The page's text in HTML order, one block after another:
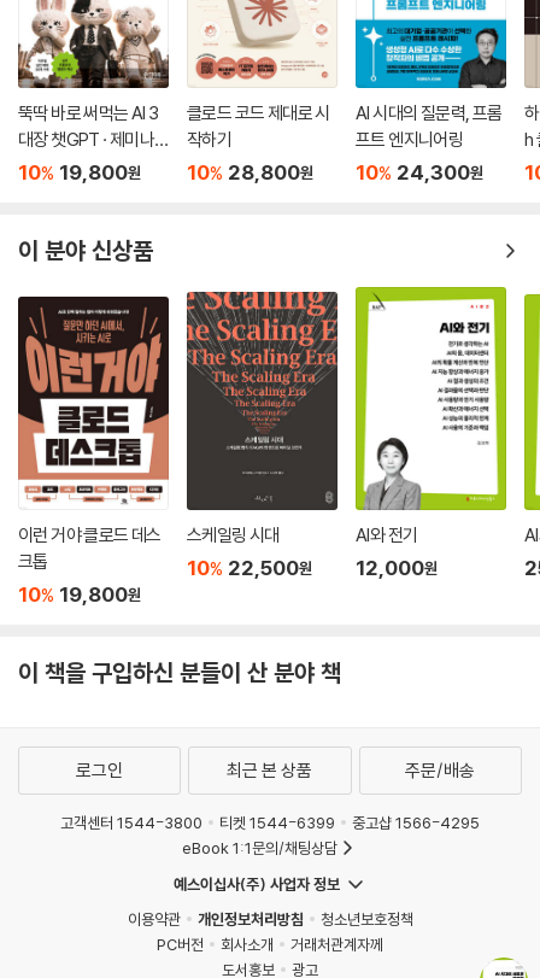
뚝딱 바로 써먹는 AI 3
대장 챗GPT · 제미나
이 · 클로드
10% 19,800원
클로드 코드 제대로 시
작하기
10% 28,800원
AI 시대의 질문력, 프롬
프트 엔지니어링
10% 24,300원
h
이 분야 신상품
이런 거야 클로드 데스
크톱
10% 19,800원
스케일링 시대
10% 22,500원
AI와 전기
12,000원
이 책을 구입하신 분들이 산 분야 책
로그인 최근 본 상품 주문/배송
고객센터 1544-3800 티켓 1544-6399
중고샵 1566-4295
eBook 1:1문의/채팅상담
예스이십사(주) 사업자 정보
이용약관
개인정보처리방침
청소년보호정책
PC버전
회사소개
거래처관계자께
도서홍보
광고